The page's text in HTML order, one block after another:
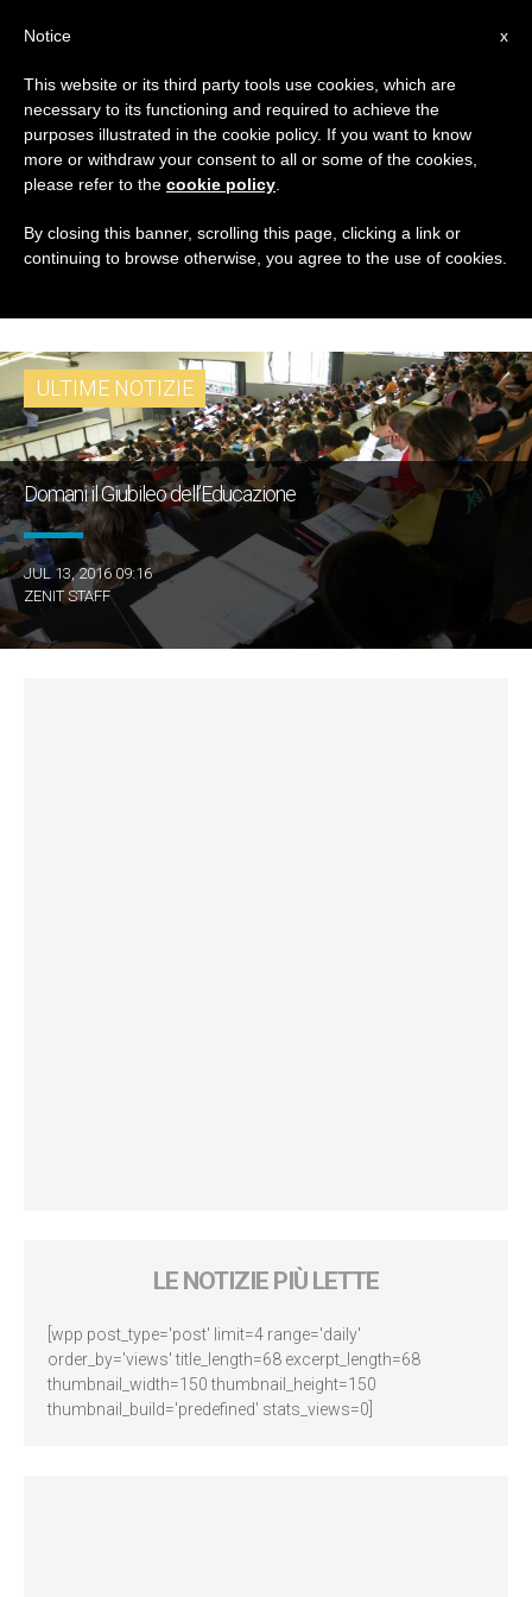
TAG
Posts Tagged ‘Nazioni
Unite Academic
ULTIME NOTIZIE
Domani il Giubileo dell’Educazione
JUL 13, 2016 09:16
ZENIT STAFF
LE NOTIZIE PIÙ LETTE
[wpp post_type='post' limit=4 range='daily'
order_by='views' title_length=68 excerpt_length=68
thumbnail_width=150 thumbnail_height=150
thumbnail_build='predefined' stats_views=0]
x
Notice
This website or its third party tools use cookies, which are
necessary to its functioning and required to achieve the
purposes illustrated in the cookie policy. If you want to know
more or withdraw your consent to all or some of the cookies,
please refer to the cookie policy
By closing this banner, scrolling this page, clicking a link or
continuing to browse otherwise, you agree to the use of cookies.